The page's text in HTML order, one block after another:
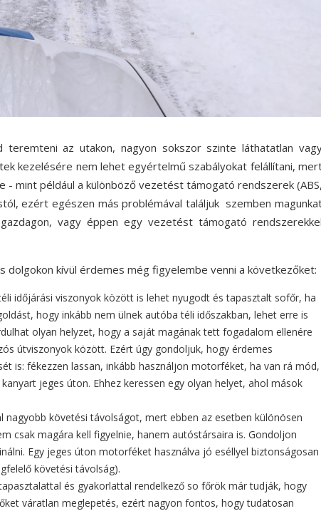
az utakon, nagyon sokszor szinte láthatatlan
kezelésére nem lehet egyértelmű szabályokat felállítani,
- mint például a különböző vezetést támogató rendszerek (ABS,
ezért egészen más problémával találjuk szemben
vagy éppen egy vezetést támogató rendszerekkel
dolgokon kívül érdemes még figyelembe venni a következőket:
időjárási viszonyok között is lehet nyugodt és tapasztalt sofőr, ha
hogy inkább nem ülnek autóba téli időszakban, lehet erre is
olyan helyzet, hogy a saját magának tett fogadalom ellenére
útviszonyok között. Ezért úgy gondoljuk, hogy érdemes
is: fékezzen lassan, inkább használjon motorféket, ha van rá mód,
jeges úton. Ehhez keressen egy olyan helyet, ahol mások
nagyobb követési távolságot, mert ebben az esetben különösen
csak magára kell figyelnie, hanem autóstársaira is. Gondoljon
Egy jeges úton motorféket használva jó eséllyel biztonságosan
követési távolság).
és gyakorlattal rendelkező so főrök már tudják, hogy
váratlan meglepetés, ezért nagyon fontos, hogy tudatosan